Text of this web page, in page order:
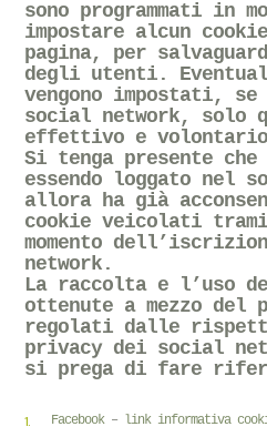
sono programmati in
impostare alcun
pagina, per
degli utenti.
vengono impostati,
social network, solo
effettivo e
Si tenga presente
essendo loggato nel
allora ha già
cookie veicolati
momento
network.
La raccolta e l’uso
ottenute a mezzo del
regolati dalle
privacy dei social
si prega di fare
Facebook–
link informativa